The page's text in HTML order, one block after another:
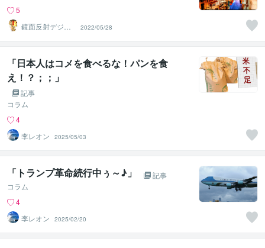
5
鏡面反射デジタ
ルアート製作所
（鈴木穣）
2022/05/28
「日本人はコメを食べるな！パンを食
え！？；；」
記事
コラム
4
李レオン
2025/05/03
「トランプ革命続行中ぅ～♪」
記事
コラム
4
李レオン
2025/02/20